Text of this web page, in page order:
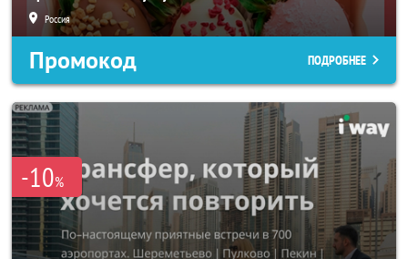
Россия
Промокод ПОДРОБНЕЕ
-10%